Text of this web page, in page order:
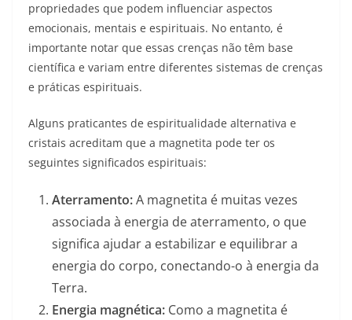
propriedades que podem influenciar aspectos
emocionais, mentais e espirituais. No entanto, é
importante notar que essas crenças não têm base
científica e variam entre diferentes sistemas de crenças
e práticas espirituais.
Alguns praticantes de espiritualidade alternativa e
cristais acreditam que a magnetita pode ter os
seguintes significados espirituais:
Aterramento:A magnetita é muitas vezes
associada à energia de aterramento, o que
significa ajudar a estabilizar e equilibrar a
energia do corpo, conectando-o à energia da
Terra.
Energia magnética: Como a magnetita é